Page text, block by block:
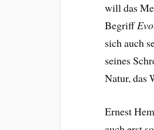
will das
Begriff
sich auch
seines
Natur, das
Ernest